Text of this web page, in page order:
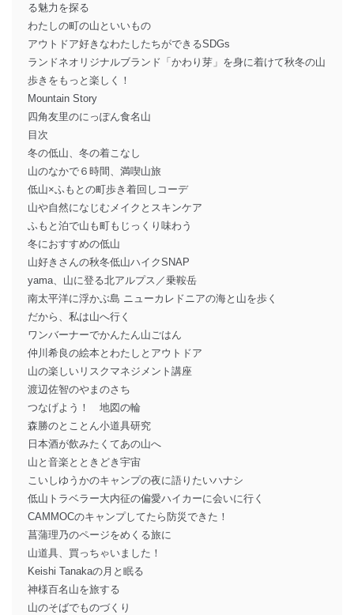
る魅力を探る
わたしの町の山といいもの
アウトドア好きなわたしたちができるSDGs
ランドネオリジナルブランド「かわり芽」を身に着けて秋冬の山
歩きをもっと楽しく！
Mountain Story
四角友里のにっぽん食名山
目次
冬の低山、冬の着こなし
山のなかで６時間、満喫山旅
低山×ふもとの町歩き着回しコーデ
山や自然になじむメイクとスキンケア
ふもと泊で山も町もじっくり味わう
冬におすすめの低山
山好きさんの秋冬低山ハイクSNAP
yama、山に登る北アルプス／乗鞍岳
南太平洋に浮かぶ島 ニューカレドニアの海と山を歩く
だから、私は山へ行く
ワンバーナーでかんたん山ごはん
仲川希良の絵本とわたしとアウトドア
山の楽しいリスクマネジメント講座
渡辺佐智のやまのさち
つなげよう！ 地図の輪
森勝のとことん小道具研究
日本酒が飲みたくてあの山へ
山と音楽とときどき宇宙
こいしゆうかのキャンプの夜に語りたいハナシ
低山トラベラー大内征の偏愛ハイカーに会いに行く
CAMMOCのキャンプしてたら防災できた！
菖蒲理乃のページをめくる旅に
山道具、買っちゃいました！
Keishi Tanakaの月と眠る
神様百名山を旅する
山のそばでものづくり